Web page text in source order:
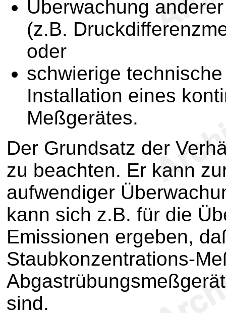
Überwachung
(z.B.
oder
schwierige
Installation eines
Meßgerätes.
Der Grundsatz der
zu beachten. Er kann
aufwendiger
kann sich z.B. für die
Emissionen ergeben,
Staubkonzentrations-
sind.